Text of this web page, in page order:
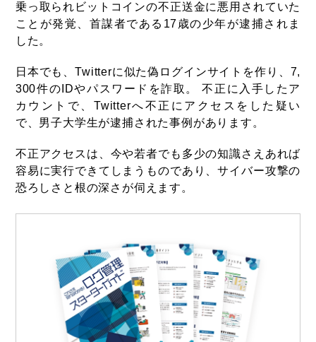
乗っ取られビットコインの不正送金に悪用されていた
ことが発覚、首謀者である17歳の少年が逮捕されま
した。
日本でも、Twitterに似た偽ログインサイトを作り、7,
300件のIDやパスワードを詐取。 不正に入手したア
カウントで、Twitterへ不正にアクセスをした疑い
で、男子大学生が逮捕された事例があります。
不正アクセスは、今や若者でも多少の知識さえあれば
容易に実行できてしまうものであり、サイバー攻撃の
恐ろしさと根の深さが伺えます。